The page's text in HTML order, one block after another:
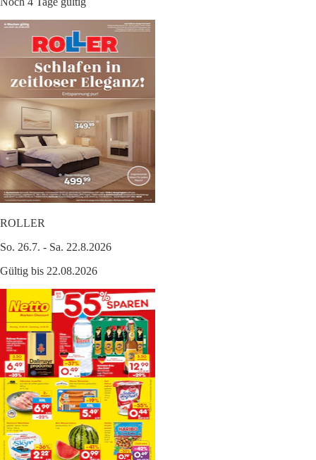
ROLLER
So. 26.7. - Sa. 22.8.2026
Gültig bis 22.08.2026